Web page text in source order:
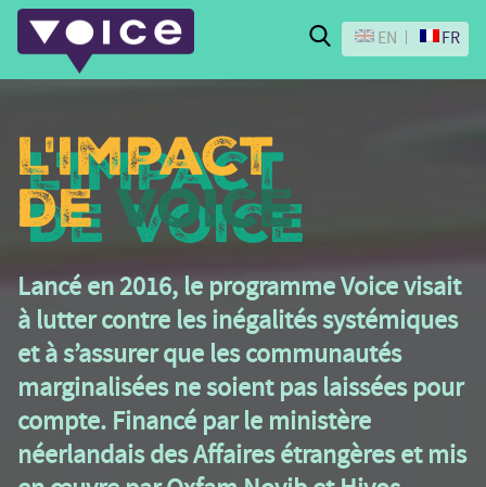
Search
EN FR
L'impact
de Voice
Lancé en 2016, le programme Voice visait
à lutter contre les inégalités systémiques
et à s’assurer que les communautés
marginalisées ne soient pas laissées pour
compte. Financé par le ministère
néerlandais des Affaires étrangères et mis